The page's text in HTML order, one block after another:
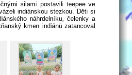
silami postavili teepee ve
indiánskou stezkou. Děti si
náhrdelníku, čelenky a
kmen indiánů zatancoval